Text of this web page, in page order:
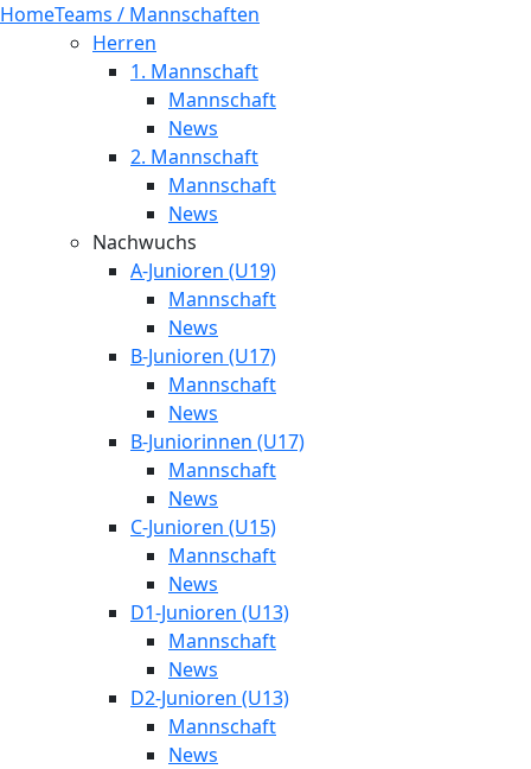
HomeTeams / Mannschaften
Herren
1. Mannschaft
Mannschaft
News
2. Mannschaft
Mannschaft
News
Nachwuchs
A-Junioren (U19)
Mannschaft
News
B-Junioren (U17)
Mannschaft
News
B-Juniorinnen (U17)
Mannschaft
News
C-Junioren (U15)
Mannschaft
News
D1-Junioren (U13)
Mannschaft
News
D2-Junioren (U13)
Mannschaft
News